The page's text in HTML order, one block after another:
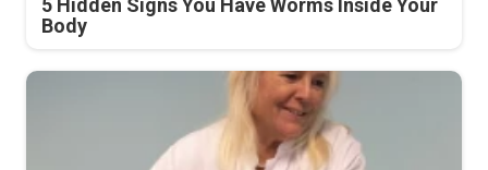
5 Hidden Signs You Have Worms Inside Your
Body